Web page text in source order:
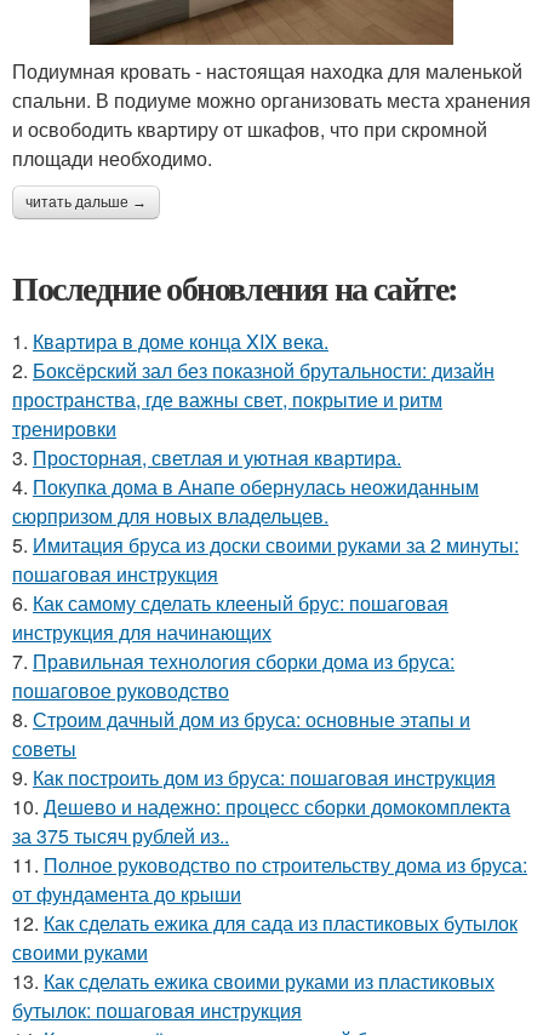
Подиумная кровать - настоящая находка для маленькой
спальни. В подиуме можно организовать места хранения
и освободить квартиру от шкафов, что при скромной
площади необходимо.
читать дальше →
Последние обновления на сайте:
1. Квартира в доме конца XIX века.
2. Боксёрский зал без показной брутальности: дизайн
пространства, где важны свет, покрытие и ритм
тренировки
3. Просторная, светлая и уютная квартира.
4. Покупка дома в Анапе обернулась неожиданным
сюрпризом для новых владельцев.
5. Имитация бруса из доски своими руками за 2 минуты:
пошаговая инструкция
6. Как самому сделать клееный брус: пошаговая
инструкция для начинающих
7. Правильная технология сборки дома из бруса:
пошаговое руководство
8. Строим дачный дом из бруса: основные этапы и
советы
9. Как построить дом из бруса: пошаговая инструкция
10. Дешево и надежно: процесс сборки домокомплекта
за 375 тысяч рублей из..
11. Полное руководство по строительству дома из бруса:
от фундамента до крыши
12. Как сделать ежика для сада из пластиковых бутылок
своими руками
13. Как сделать ежика своими руками из пластиковых
бутылок: пошаговая инструкция